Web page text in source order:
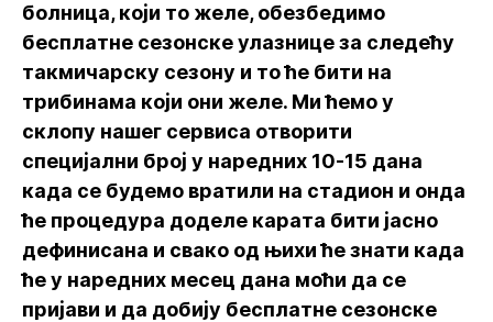
болница, који то желе, обезбедимо
бесплатне сезонске улазнице за следећу
такмичарску сезону и то ће бити на
трибинама који они желе. Ми ћемо у
склопу нашег сервиса отворити
специјални број у наредних 10-15 дана
када се будемо вратили на стадион и онда
ће процедура доделе карата бити јасно
дефинисана и свако од њихи ће знати када
ће у наредних месец дана моћи да се
пријави и да добију бесплатне сезонске